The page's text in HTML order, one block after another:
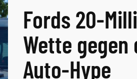
Fords 20-
Wette gegen
Auto-Hype